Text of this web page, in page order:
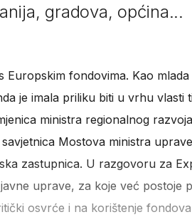
gradova, općina...
Europskim fondovima. Kao mlada
je imala priliku biti u vrhu vlasti
ministra regionalnog
Mostova ministra
zastupnica. U razgovoru za
uprave, za koje već postoje
osvrće i na korištenje